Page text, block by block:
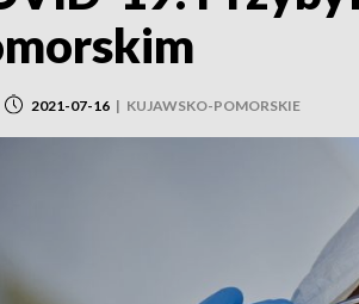
2021-07-16 | KUJAWSKO-POMORSKIE